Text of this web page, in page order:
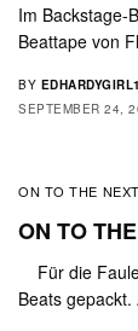
Im Backstage-
Beattape von
BY
SEPTEMBER 24,
ON TO THE
ON TO
Für die
Beats